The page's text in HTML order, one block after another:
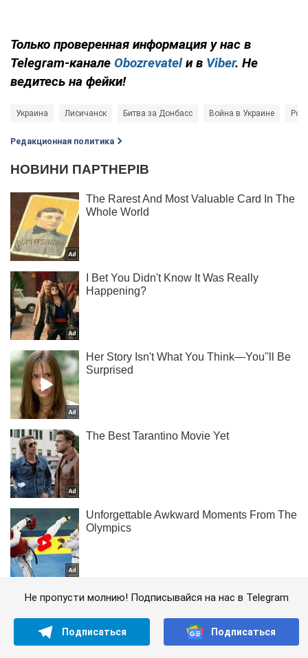
Только проверенная информация у нас в
Telegram-канале Obozrevatelи в Viber. Не
ведитесь на фейки!
Украина Лисичанск Битва за Донбасс Война в Украине
Редакционная политика
Не пропусти молнию! Подписывайся на нас в Telegram
Подписаться Подписаться